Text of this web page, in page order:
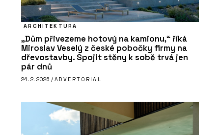
ARCHITEKTURA
„Dům přivezeme hotový na kamionu,“ říká
Miroslav Veselý z české pobočky firmy na
dřevostavby. Spojit stěny k sobě trvá jen
pár dnů
24. 2. 2026 / ADVERTORIAL